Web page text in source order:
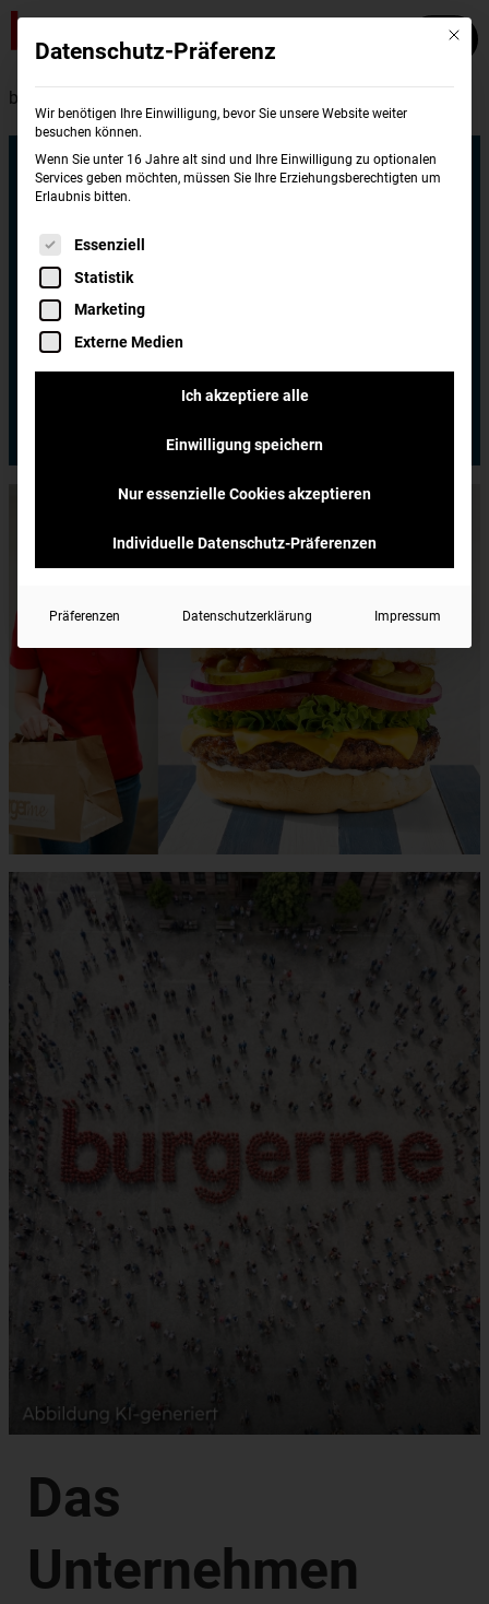
burgerme – Unternehmen
Über uns
burgerme ist eines der erfolgreichsten und
vor allem wachstumsstärksten Franchise-
Unternehmen im Delivery und
Systemgastronomie Bereich und wurde
2010 von Stephan Gschöderer und Johannes
Bankwitz gegründet.
Das
Unternehmen
Mit
Datenschutz-Präferenz
Wir benötigen Ihre Einwilligung, bevor Sie unsere Website weiter
besuchen können.
Wenn Sie unter 16 Jahre alt sind und Ihre Einwilligung zu optionalen
Services geben möchten, müssen Sie Ihre Erziehungsberechtigten um
Erlaubnis bitten.
Es folgt eine Liste der Service-Gruppen, für
Essenziell
Statistik
Marketing
Externe Medien
Ich akzeptiere alle
Einwilligung speichern
Nur essenzielle Cookies akzeptieren
Individuelle Datenschutz-Präferenzen
Präferenzen Datenschutzerklärung Impressum